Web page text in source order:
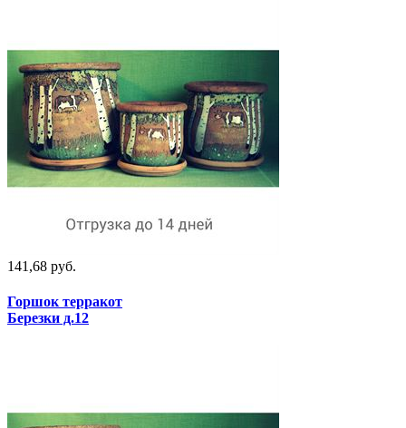
141,68 руб.
Горшок терракот
Березки д.12